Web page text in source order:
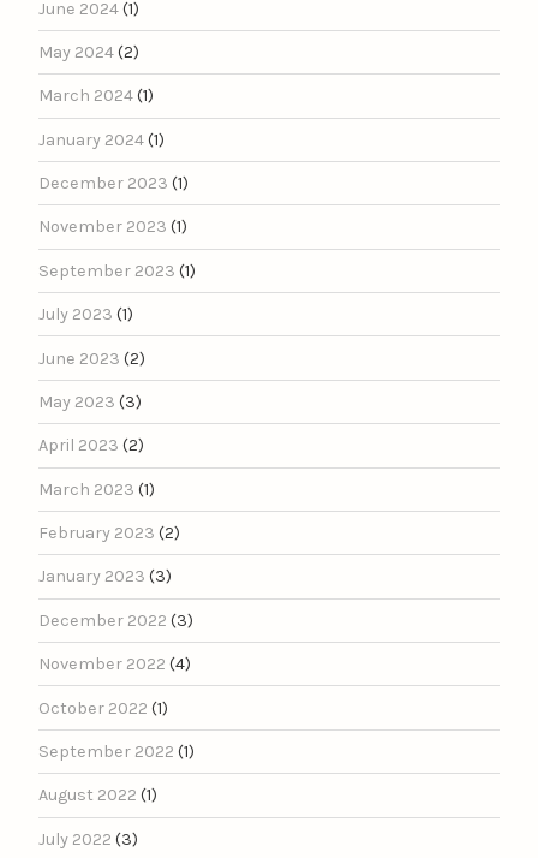
June 2024(1)
May 2024(2)
March 2024(1)
January 2024(1)
December 2023 (1)
November 2023 (1)
September 2023 (1)
July 2023 (1)
June 2023 (2)
May 2023 (3)
April 2023 (2)
March 2023 (1)
February 2023 (2)
January 2023 (3)
December 2022 (3)
November 2022 (4)
October 2022 (1)
September 2022 (1)
August 2022 (1)
July 2022 (3)